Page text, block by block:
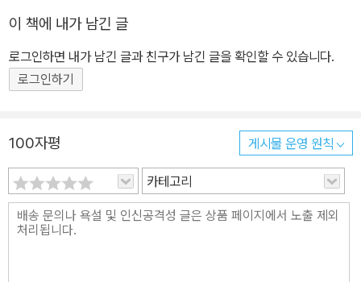
설명합니다. 책으로 잡은 개념, 실험 키트로 이해한다! 번뜩이는 상상
력과 창의력으로 문제의 핵심을 꿰뚫고, 과학적 접근을 통해 원리를
파악하고 손으로 구체화하는 과정에서 자연스럽게 사고가 확장되며,
결과물을 통해 자신감과 성취감을 얻을 수 있는 일석사조의 효과를
였습니다.
이 책에 내가 남긴 글
로그인하면 내가 남긴 글과 친구가 남긴 글을 확인할 수 있습니다.
로그인하기
100자평 게시물 운영 원칙
카테고리